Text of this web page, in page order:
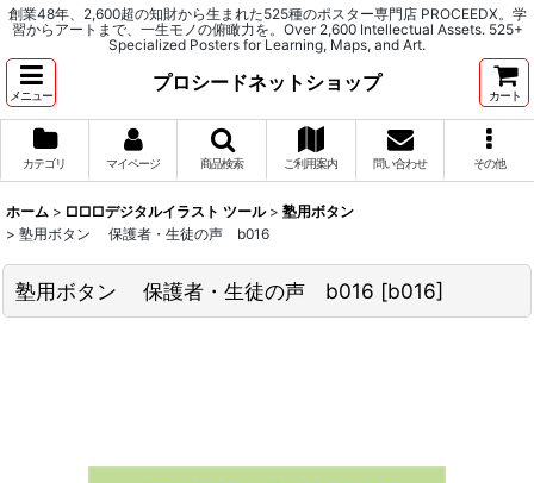
創業48年、2,600超の知財から生まれた525種のポスター専門店 PROCEEDX。学
習からアートまで、一生モノの俯瞰力を。Over 2,600 Intellectual Assets. 525+
Specialized Posters for Learning, Maps, and Art.
メニュー
プロシードネットショップ
カート
カテゴリ マイページ 商品検索 ご利用案内 問い合わせ その他
ホーム > □□□デジタルイラスト ツール > 塾用ボタン
> 塾用ボタン 保護者・生徒の声 b016
塾用ボタン 保護者・生徒の声 b016 [b016]